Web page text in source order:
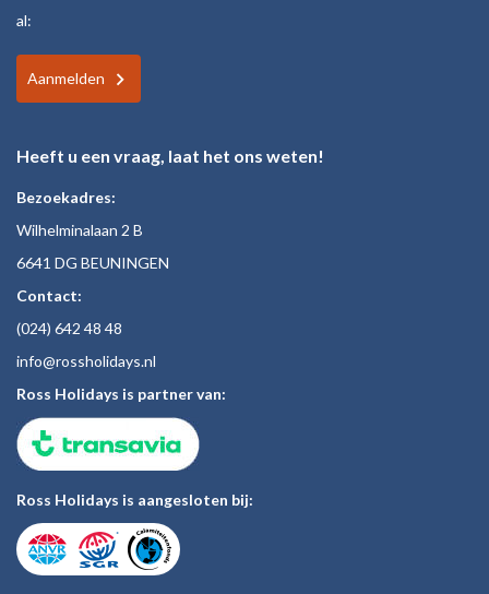
al:
Aanmelden
Heeft u een vraag, laat het ons weten!
Bezoekadres:
Wilhelminalaan 2 B
6641 DG BEUNINGEN
Contact:
(024) 642 48 48
info@rossholidays.nl
Ross Holidays is partner van:
Ross Holidays is aangesloten bij: